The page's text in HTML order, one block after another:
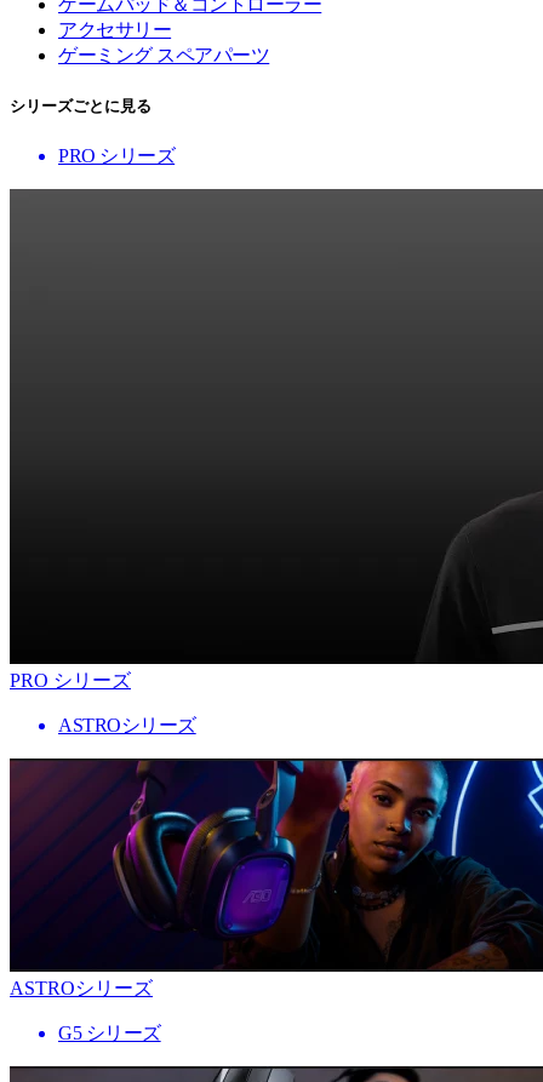
アクセサリー
ゲーミング スペアパーツ
シリーズごとに見る
PRO シリーズ
PRO シリーズ
ASTROシリーズ
ASTROシリーズ
G5 シリーズ